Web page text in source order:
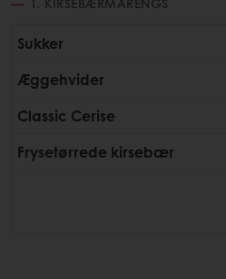
Sukker
Æggehvider
Classic Cerise
Frysetørrede kirsebær